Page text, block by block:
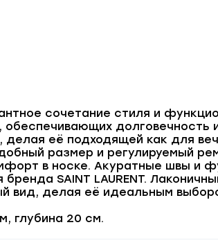
сочетание стиля и
долговечность
её подходящей как для
размер и регулируемый
в носке. Акуратные швы и
SAINT LAURENT.
вид, делая её идеальным
глубина 20 см.